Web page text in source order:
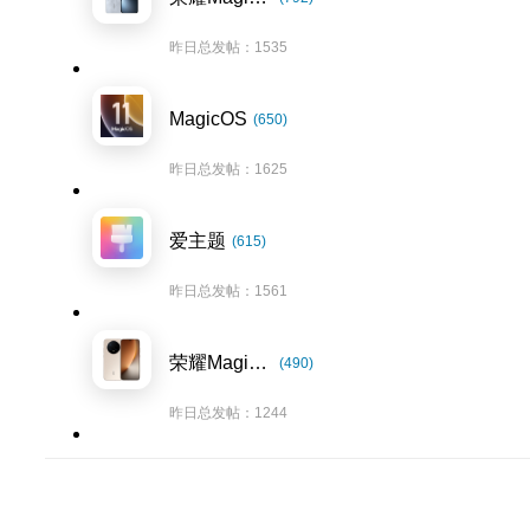
昨日总发帖：1535
MagicOS (650)
昨日总发帖：1625
爱主题 (615)
昨日总发帖：1561
荣耀Magic8系列 (490)
昨日总发帖：1244